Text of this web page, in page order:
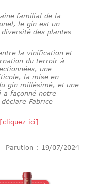
familial de la
le gin est un
des plantes
la vinification et
du terroir à
une
la mise en
gin millésimé, et une
a façonné notre
Fabrice
[cliquez ici]
Parution : 19/07/2024